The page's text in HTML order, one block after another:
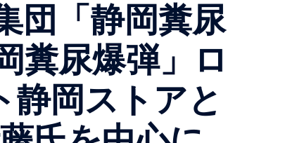
団「静岡糞尿
糞尿爆弾」ロ
静岡ストアと